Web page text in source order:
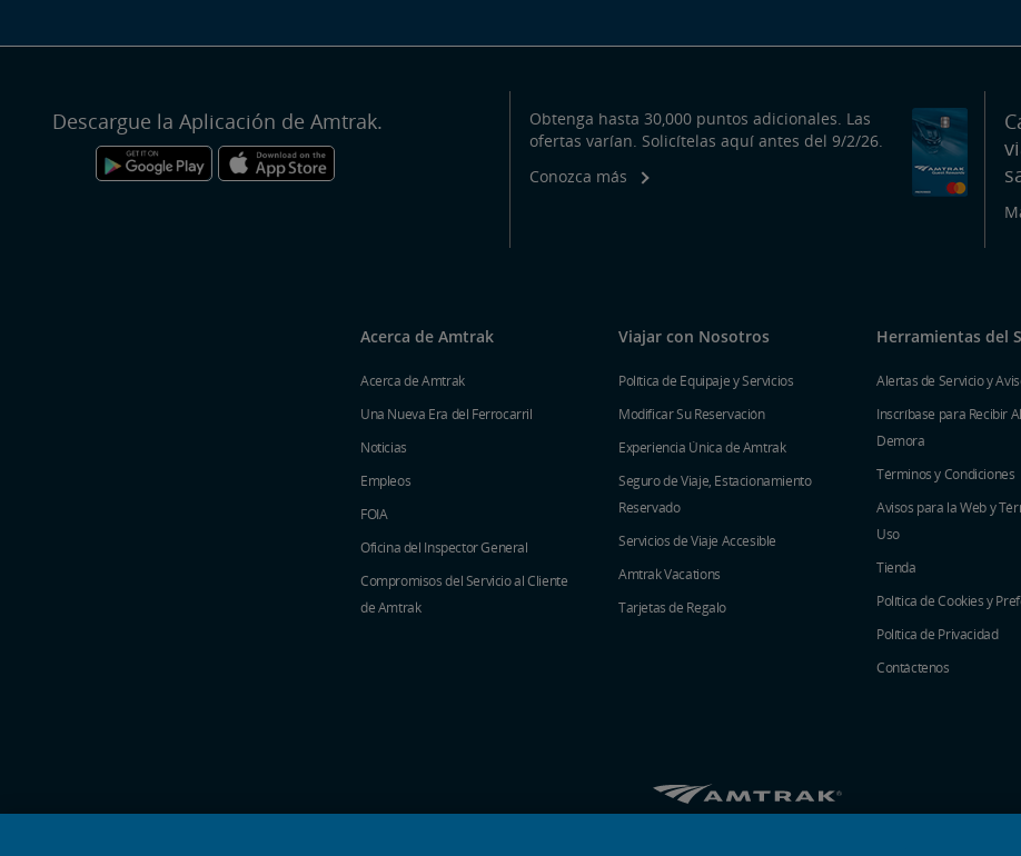
Descargue la Aplicación de Amtrak.
Obtenga hasta 30,000 puntos adicionales. Las
ofertas varían. Solicítelas aquí antes del 9/2/26.
Conozca más
Acerca de Amtrak
Acerca de Amtrak
Una Nueva Era del Ferrocarril
Noticias
Empleos
FOIA
Oficina del Inspector General
Compromisos del Servicio al Cliente
de Amtrak
Viajar con Nosotros
Política de Equipaje y Servicios
Modificar Su Reservación
Experiencia Única de Amtrak
Seguro de Viaje, Estacionamiento
Reservado
Servicios de Viaje Accesible
Amtrak Vacations
Tarjetas de Regalo
Herramientas del
Alertas de Servicio y
Inscríbase para Recibir
Demora
Términos y Condiciones
Avisos para la Web y
Uso
Tienda
Política de Cookies y
Política de Privacidad
Contáctenos